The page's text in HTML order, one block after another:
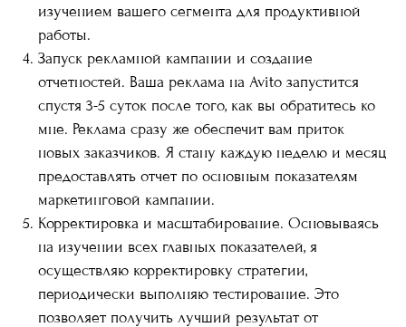
изучением вашего сегмента для продуктивной
работы.
Запуск рекламной кампании и создание
отчетностей. Ваша реклама на Avito запустится
спустя 3-5 суток после того, как вы обратитесь ко
мне. Реклама сразу же обеспечит вам приток
новых заказчиков. Я стану каждую неделю и месяц
предоставлять отчет по основным показателям
маркетинговой кампании.
Корректировка и масштабирование. Основываясь
на изучении всех главных показателей, я
осуществляю корректировку стратегии,
периодически выполняю тестирование. Это
позволяет получить лучший результат от